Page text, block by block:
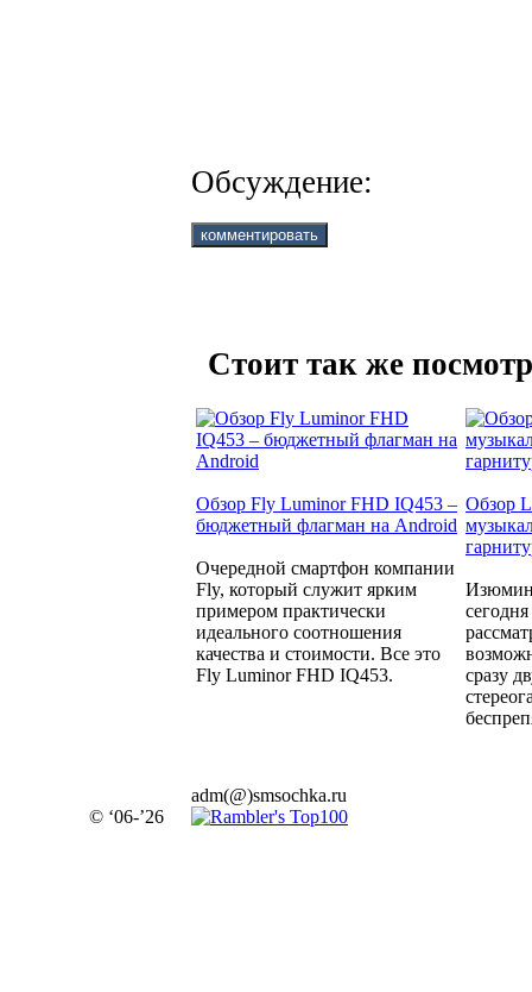
Обсуждение:
Стоит так же
Обзор Fly Luminor FHD IQ453 –
бюджетный флагман на Android
Очередной смартфон компании
Fly, который служит ярким
примером практически
идеального соотношения
качества и стоимости. Все это
Fly Luminor FHD IQ453.
Обзор
сразу
© ‘06-’26
adm(@)smsochka.ru